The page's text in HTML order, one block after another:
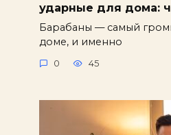
ударные для дома:
Барабаны — самый
доме, и именно
0 45